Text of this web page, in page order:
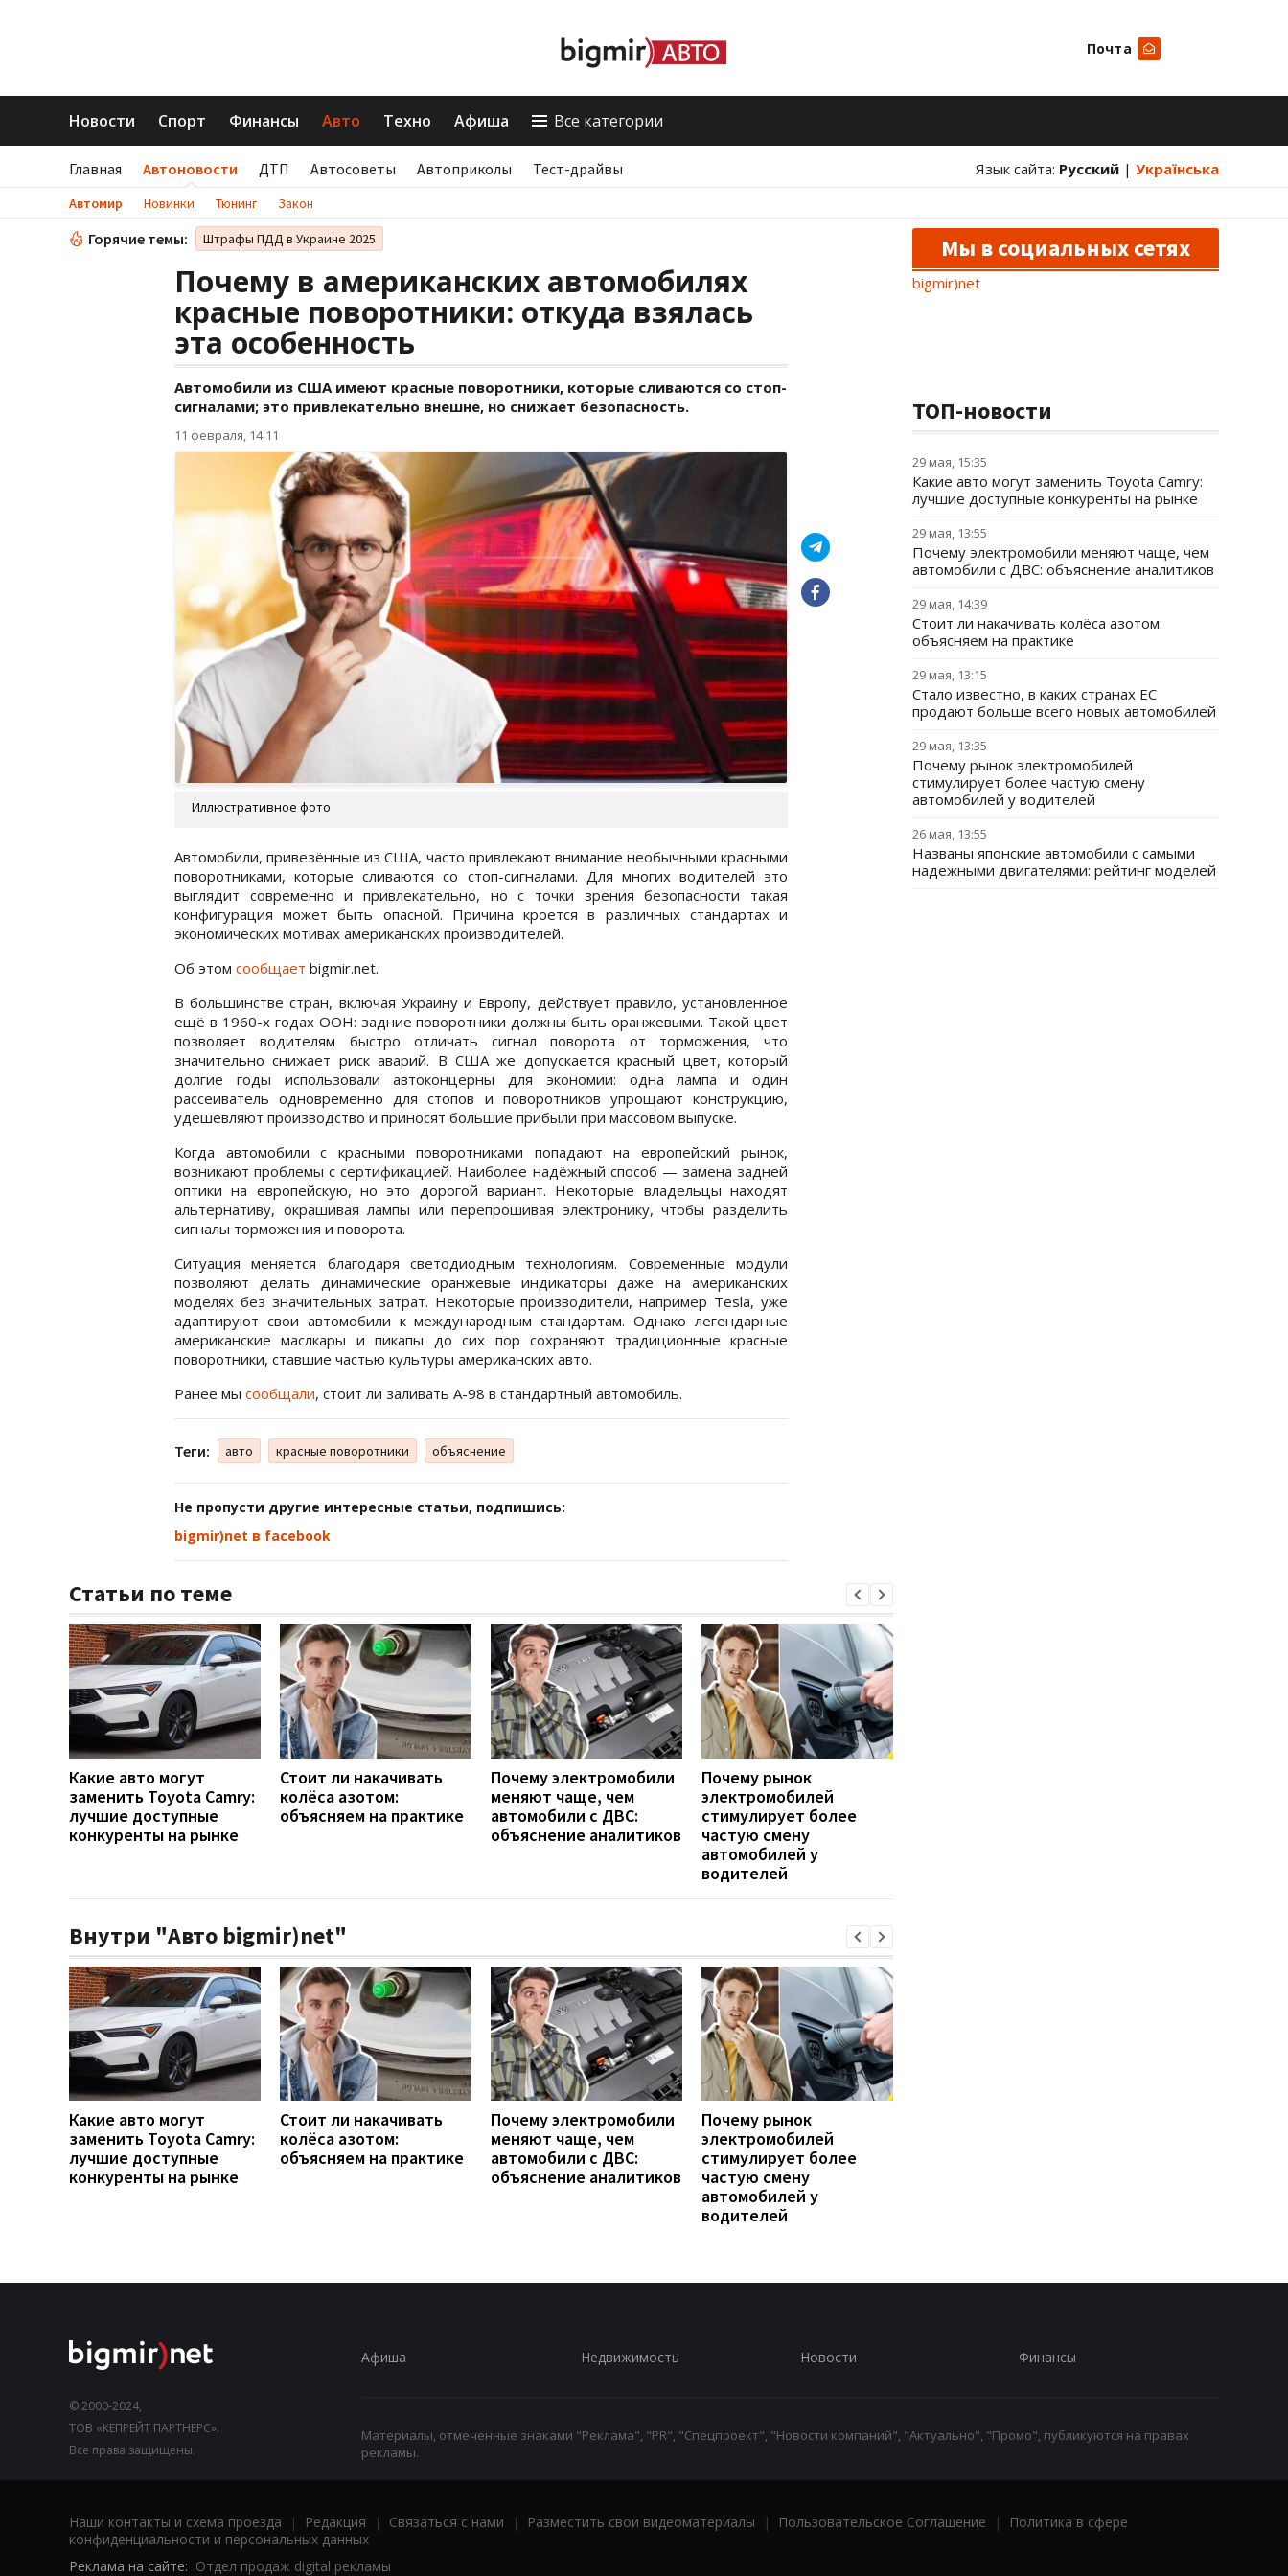
Почта
Новости Спорт Финансы Авто Техно Афиша Все категории
Главная Автоновости ДТП Автосоветы Автоприколы Тест-драйвы Язык сайта: Русский | Українська
Автомир Новинки Тюнинг Закон
Горячие темы: Штрафы ПДД в Украине 2025
Почему в американских автомобилях
красные поворотники: откуда взялась
эта особенность
Автомобили из США имеют красные поворотники, которые сливаются со стоп-
сигналами; это привлекательно внешне, но снижает безопасность.
11 февраля, 14:11
Иллюстративное фото
Автомобили, привезённые из США, часто привлекают внимание необычными красными
поворотниками, которые сливаются со стоп-сигналами. Для многих водителей это
выглядит современно и привлекательно, но с точки зрения безопасности такая
конфигурация может быть опасной. Причина кроется в различных стандартах и
экономических мотивах американских производителей.
Об этом сообщает bigmir.net.
В большинстве стран, включая Украину и Европу, действует правило, установленное
ещё в 1960-х годах ООН: задние поворотники должны быть оранжевыми. Такой цвет
позволяет водителям быстро отличать сигнал поворота от торможения, что
значительно снижает риск аварий. В США же допускается красный цвет, который
долгие годы использовали автоконцерны для экономии: одна лампа и один
рассеиватель одновременно для стопов и поворотников упрощают конструкцию,
удешевляют производство и приносят большие прибыли при массовом выпуске.
Когда автомобили с красными поворотниками попадают на европейский рынок,
возникают проблемы с сертификацией. Наиболее надёжный способ — замена задней
оптики на европейскую, но это дорогой вариант. Некоторые владельцы находят
альтернативу, окрашивая лампы или перепрошивая электронику, чтобы разделить
сигналы торможения и поворота.
Ситуация меняется благодаря светодиодным технологиям. Современные модули
позволяют делать динамические оранжевые индикаторы даже на американских
моделях без значительных затрат. Некоторые производители, например Tesla, уже
адаптируют свои автомобили к международным стандартам. Однако легендарные
американские маслкары и пикапы до сих пор сохраняют традиционные красные
поворотники, ставшие частью культуры американских авто.
Ранее мы сообщали, стоит ли заливать А-98 в стандартный автомобиль.
Теги: авто красные поворотники объяснение
Не пропусти другие интересные статьи, подпишись:
bigmir)net в facebook
Статьи по теме
Какие авто могут
заменить Toyota Camry:
лучшие доступные
конкуренты на рынке
Стоит ли накачивать
колёса азотом:
объясняем на практике
Почему электромобили
меняют чаще, чем
автомобили с ДВС:
объяснение аналитиков
Почему рынок
электромобилей
стимулирует более
частую смену
автомобилей у
водителей
Внутри "Авто bigmir)net"
Какие авто могут
заменить Toyota Camry:
лучшие доступные
конкуренты на рынке
Стоит ли накачивать
колёса азотом:
объясняем на практике
Почему электромобили
меняют чаще, чем
автомобили с ДВС:
объяснение аналитиков
Почему рынок
электромобилей
стимулирует более
частую смену
автомобилей у
водителей
Мы в социальных сетях
bigmir)net
ТОП-новости
29 мая, 15:35
Какие авто могут заменить Toyota Camry:
лучшие доступные конкуренты на рынке
29 мая, 13:55
Почему электромобили меняют чаще, чем
автомобили с ДВС: объяснение аналитиков
29 мая, 14:39
Стоит ли накачивать колёса азотом:
объясняем на практике
29 мая, 13:15
Стало известно, в каких странах ЕС
продают больше всего новых автомобилей
29 мая, 13:35
Почему рынок электромобилей
стимулирует более частую смену
автомобилей у водителей
26 мая, 13:55
Названы японские автомобили с самыми
надежными двигателями: рейтинг моделей
© 2000-2024,
ТОВ «КЕПРЕЙТ ПАРТНЕРС».
Все права защищены.
Афиша Недвижимость Новости Финансы
Материалы, отмеченные знаками "Реклама", "PR", "Спецпроект", "Новости компаний", "Актуально", "Промо", публикуются на правах
рекламы.
Наши контакты и схема проезда | Редакция | Связаться с нами | Разместить свои видеоматериалы | Пользовательское Соглашение |
Политика в сфере
конфиденциальности и персональных данных
Реклама на сайте: Отдел продаж digital рекламы